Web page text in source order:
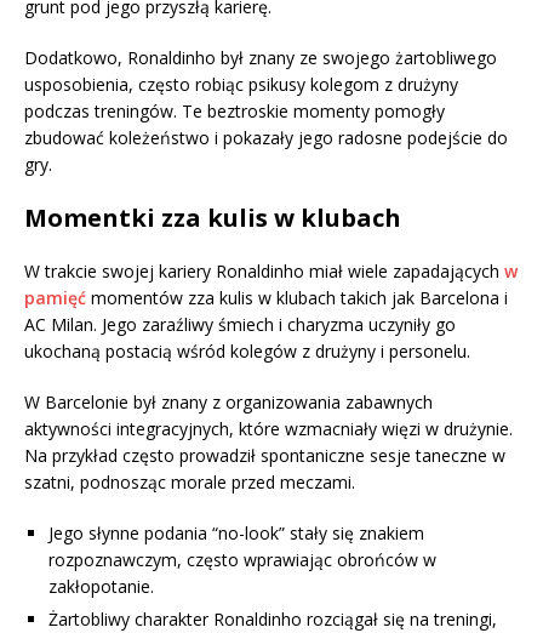
grunt pod jego przyszłą karierę.
Dodatkowo, Ronaldinho był znany ze swojego żartobliwego
usposobienia, często robiąc psikusy kolegom z drużyny
podczas treningów. Te beztroskie momenty pomogły
zbudować koleżeństwo i pokazały jego radosne podejście do
gry.
Momentki zza kulis w klubach
W trakcie swojej kariery Ronaldinho miał wiele zapadających w
pamięć momentów zza kulis w klubach takich jak Barcelona i
AC Milan. Jego zaraźliwy śmiech i charyzma uczyniły go
ukochaną postacią wśród kolegów z drużyny i personelu.
W Barcelonie był znany z organizowania zabawnych
aktywności integracyjnych, które wzmacniały więzi w drużynie.
Na przykład często prowadził spontaniczne sesje taneczne w
szatni, podnosząc morale przed meczami.
Jego słynne podania “no-look” stały się znakiem
rozpoznawczym, często wprawiając obrońców w
zakłopotanie.
Żartobliwy charakter Ronaldinho rozciągał się na treningi,